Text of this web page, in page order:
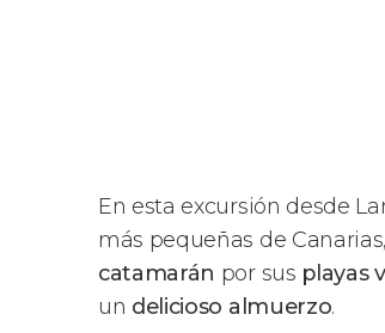
En esta excursión desde
más pequeñas de
catamarán por sus playas
un delicioso almuerzo.